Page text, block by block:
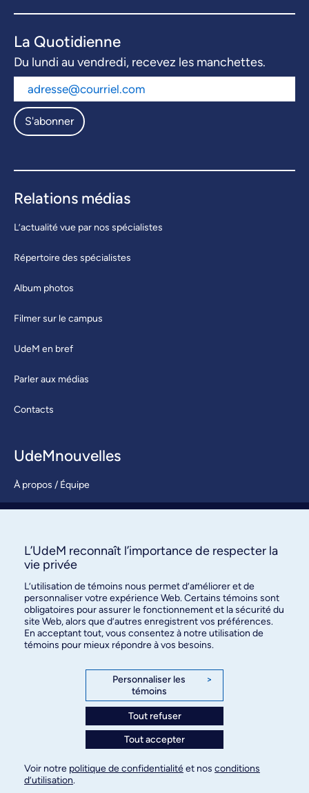
La Quotidienne
Du lundi au vendredi, recevez les manchettes.
S'abonner
Relations médias
L’actualité vue par nos spécialistes
Répertoire des spécialistes
Album photos
Filmer sur le campus
UdeM en bref
Parler aux médias
Contacts
UdeMnouvelles
À propos / Équipe
S’abonner
des relations publiques
3744, rue Jean-Brillant, bureau 490
Montréal (Québec) H3T 1P1
Paramètres des témoins
© Université de Montréal, 2026. Tous droits
L’UdeM reconnaît l’importance de respecter la
vie privée
L’utilisation de témoins nous permet d’améliorer et de
personnaliser votre expérience Web. Certains témoins sont
obligatoires pour assurer le fonctionnement et la sécurité du
site Web, alors que d’autres enregistrent vos préférences.
En acceptant tout, vous consentez à notre utilisation de
témoins pour mieux répondre à vos besoins.
Personnaliser les
témoins
>
Tout refuser
Tout accepter
Voir notre politique de confidentialitéet nos conditions
d’utilisation.